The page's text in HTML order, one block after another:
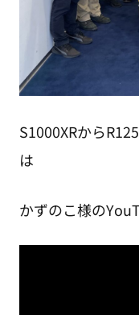
S1000XRから
は
かずのこ様の